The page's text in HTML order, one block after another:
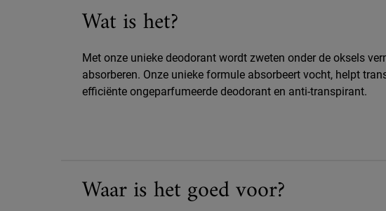
Wat is het?
Met onze unieke deodorant wordt zweten onder de oksels
absorberen. Onze unieke formule absorbeert vocht, helpt
efficiënte ongeparfumeerde deodorant en anti-transpirant.
Waar is het goed voor?